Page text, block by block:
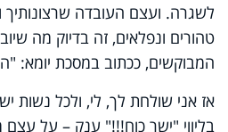
לשגרה. ועצם העובדה שרצונותיך
טהורים ונפלאים, זה בדיוק מה
המבוקשים, ככתוב במסכת יומא:
אז אני שולחת לך, לי, ולכל נשות
בליווי "ישר כוח!!!" ענק – על עצם